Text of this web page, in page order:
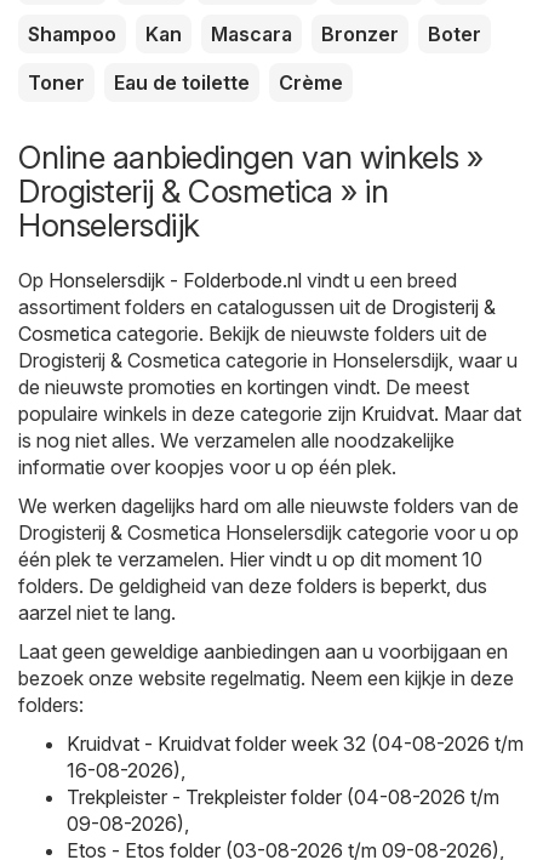
Shampoo
Kan Mascara Bronzer
Boter
Toner
Eau de toilette Crème
Online aanbiedingen van winkels »
Drogisterij & Cosmetica » in
Honselersdijk
Op Honselersdijk - Folderbode.nl vindt u een breed
assortiment folders en catalogussen uit de Drogisterij &
Cosmetica categorie. Bekijk de nieuwste folders uit de
Drogisterij & Cosmetica categorie in Honselersdijk, waar u
de nieuwste promoties en kortingen vindt. De meest
populaire winkels in deze categorie zijn Kruidvat. Maar dat
is nog niet alles. We verzamelen alle noodzakelijke
informatie over koopjes voor u op één plek.
We werken dagelijks hard om alle nieuwste folders van de
Drogisterij & Cosmetica Honselersdijk categorie voor u op
één plek te verzamelen. Hier vindt u op dit moment 10
folders. De geldigheid van deze folders is beperkt, dus
aarzel niet te lang.
Laat geen geweldige aanbiedingen aan u voorbijgaan en
bezoek onze website regelmatig. Neem een kijkje in deze
folders:
Kruidvat - Kruidvat folder week 32 (04-08-2026 t/m
16-08-2026),
Trekpleister - Trekpleister folder (04-08-2026 t/m
09-08-2026),
Etos - Etos folder (03-08-2026 t/m 09-08-2026),